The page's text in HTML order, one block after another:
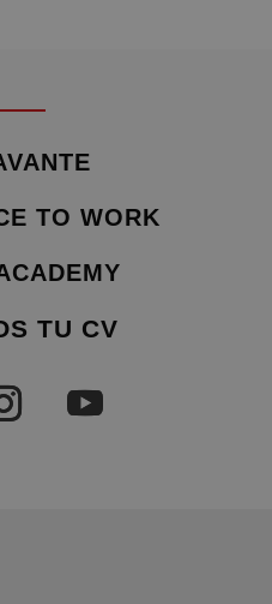
TO WORK
TU CV